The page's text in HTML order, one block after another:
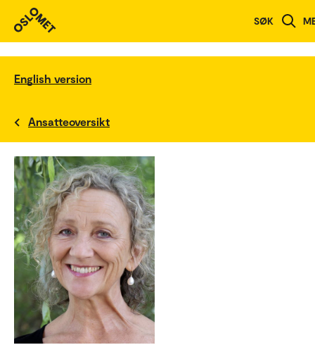
SØK
English version
Ansatteoversikt